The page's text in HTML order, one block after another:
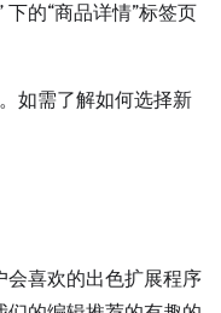
的“商品详情”标签页
如需了解如何选择新
会喜欢的出色扩展程序